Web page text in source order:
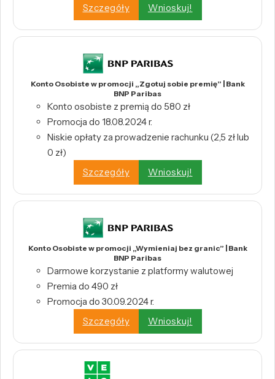
Szczegóły
Wnioskuj!
Konto Osobiste w promocji „Zgotuj sobie premię” | Bank
BNP Paribas
Konto osobiste z premią do 580 zł
Promocja do 18.08.2024 r.
Niskie opłaty za prowadzenie rachunku (2,5 zł lub
0 zł)
Szczegóły
Wnioskuj!
Konto Osobiste w promocji „Wymieniaj bez granic” | Bank
BNP Paribas
Darmowe korzystanie z platformy walutowej
Premia do 490 zł
Promocja do 30.09.2024 r.
Szczegóły
Wnioskuj!